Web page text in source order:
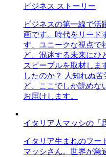
ビジネス ストーリー
ビジネスの第一線で活
画です。時代をリード
す、ユニークな視点で
ど、混迷する未来にひ
スピープルを取材しま
したのか？ 人知れぬ
ど、ここでしか読めな
お届けします。
イタリア人マッシの「
イタリア生まれのフー
マッシさん。世界が急